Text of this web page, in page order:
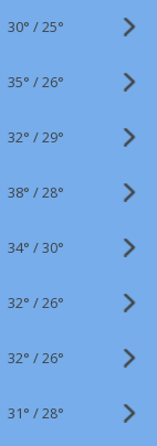
30° /25°
35° /26°
32° /29°
38° /28°
34° /30°
32° /26°
32° /26°
31° /28°